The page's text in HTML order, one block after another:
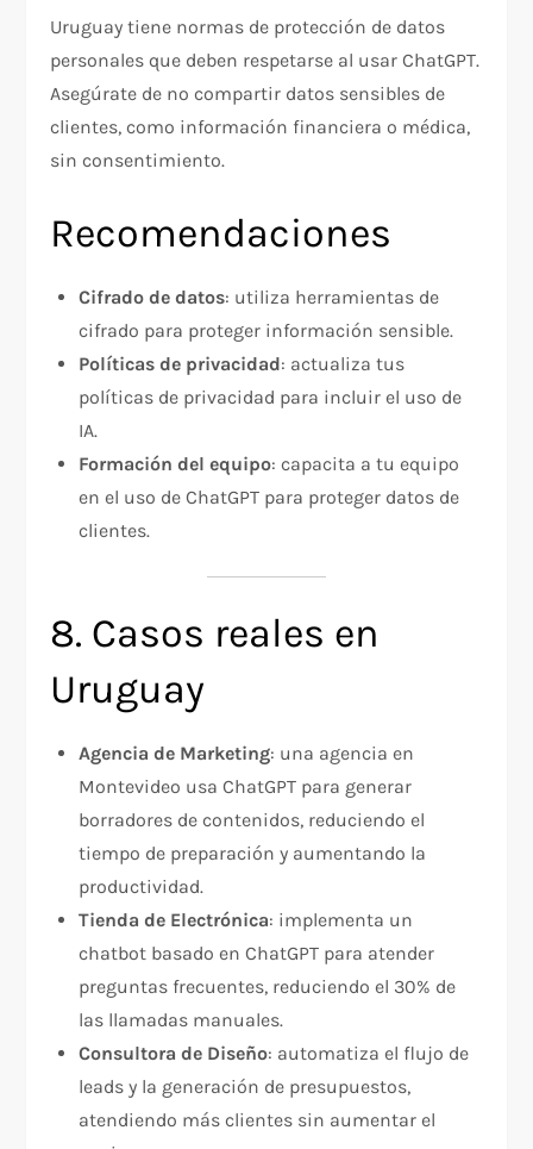
Uruguay tiene normas de protección de datos
personales que deben respetarse al usar ChatGPT.
Asegúrate de no compartir datos sensibles de
clientes, como información financiera o médica,
sin consentimiento.
Recomendaciones
Cifrado de datos: utiliza herramientas de
cifrado para proteger información sensible.
Políticas de privacidad: actualiza tus
políticas de privacidad para incluir el uso de
IA.
Formación del equipo: capacita a tu equipo
en el uso de ChatGPT para proteger datos de
clientes.
8. Casos reales en
Uruguay
Agencia de Marketing: una agencia en
Montevideo usa ChatGPT para generar
borradores de contenidos, reduciendo el
tiempo de preparación y aumentando la
productividad.
Tienda de Electrónica: implementa un
chatbot basado en ChatGPT para atender
preguntas frecuentes, reduciendo el 30% de
las llamadas manuales.
Consultora de Diseño: automatiza el flujo de
leads y la generación de presupuestos,
atendiendo más clientes sin aumentar el